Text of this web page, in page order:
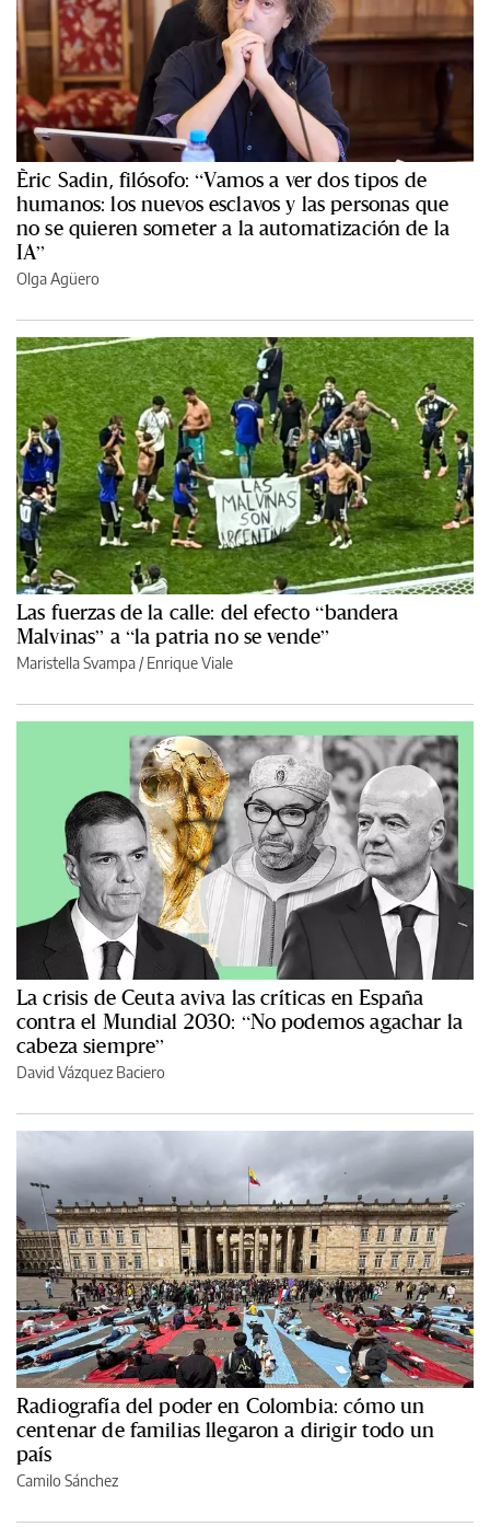
Èric Sadin, filósofo: “Vamos a ver dos tipos de
humanos: los nuevos esclavos y las personas que
no se quieren someter a la automatización de la
IA”
Olga Agüero
Las fuerzas de la calle: del efecto “bandera
Malvinas” a “la patria no se vende”
Maristella Svampa /Enrique Viale
La crisis de Ceuta aviva las críticas en España
contra el Mundial 2030: “No podemos agachar la
cabeza siempre”
David Vázquez Baciero
Radiografía del poder en Colombia: cómo un
centenar de familias llegaron a dirigir todo un
país
Camilo Sánchez